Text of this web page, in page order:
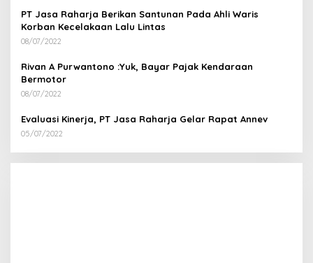
PT Jasa Raharja Berikan Santunan Pada Ahli Waris
Korban Kecelakaan Lalu Lintas
08/07/2022
Rivan A Purwantono :Yuk, Bayar Pajak Kendaraan
Bermotor
08/07/2022
Evaluasi Kinerja, PT Jasa Raharja Gelar Rapat Annev
05/07/2022